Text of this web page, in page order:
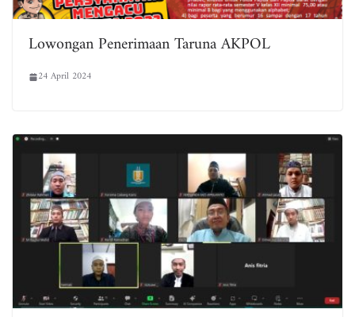
Lowongan Penerimaan Taruna AKPOL
24 April 2024